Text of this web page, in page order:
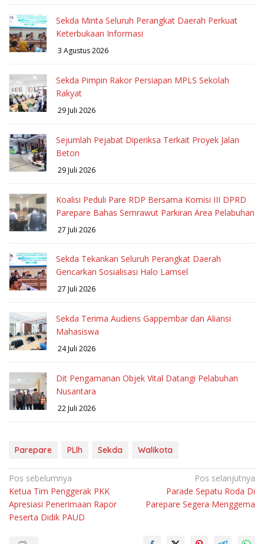
Sekda Minta Seluruh Perangkat Daerah Perkuat
Keterbukaan Informasi
3 Agustus 2026
Sekda Pimpin Rakor Persiapan MPLS Sekolah
Rakyat
29 Juli 2026
Sejumlah Pejabat Diperiksa Terkait Proyek Jalan
Beton
29 Juli 2026
Koalisi Peduli Pare RDP Bersama Komisi III DPRD
Parepare Bahas Semrawut Parkiran Area Pelabuhan
27 Juli 2026
Sekda Tekankan Seluruh Perangkat Daerah
Gencarkan Sosialisasi Halo Lamsel
27 Juli 2026
Sekda Terima Audiens Gappembar dan Aliansi
Mahasiswa
24 Juli 2026
Dit Pengamanan Objek Vital Datangi Pelabuhan
Nusantara
22 Juli 2026
Parepare PLlh Sekda Walikota
Navigasi
pos
Pos sebelumnya
Ketua Tim Penggerak PKK
Apresiasi Penerimaan Rapor
Peserta Didik PAUD
Pos selanjutnya
Parade Sepatu Roda Di
Parepare Segera Menggema